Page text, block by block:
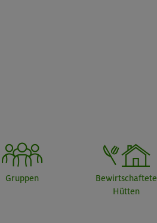
Gruppen
Bewirtschaftete
Hütten